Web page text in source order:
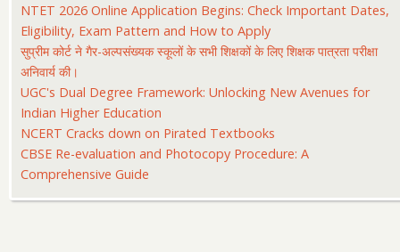
NTET 2026 Online Application Begins: Check Important Dates,
Eligibility, Exam Pattern and How to Apply
सुप्रीम कोर्ट ने गैर-अल्पसंख्यक स्कूलों के सभी शिक्षकों के लिए शिक्षक पात्रता परीक्षा
अनिवार्य की।
UGC's Dual Degree Framework: Unlocking New Avenues for
Indian Higher Education
NCERT Cracks down on Pirated Textbooks
CBSE Re-evaluation and Photocopy Procedure: A
Comprehensive Guide